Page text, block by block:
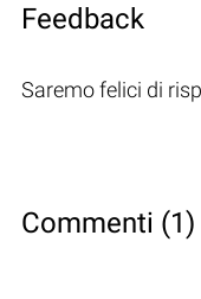
Feedback
Saremo felici di
Commenti (1)